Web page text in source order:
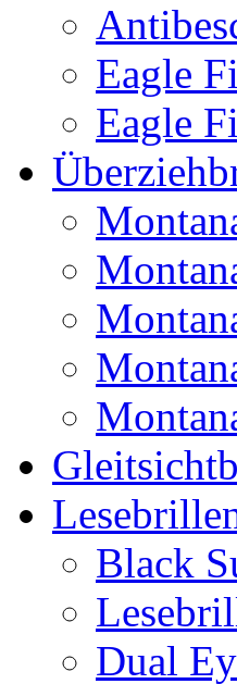
Eagle
Eagle
Black
Dual